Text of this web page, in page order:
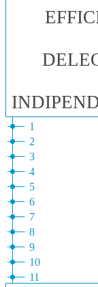
1
2
3
4
5
6
7
8
9
10
11